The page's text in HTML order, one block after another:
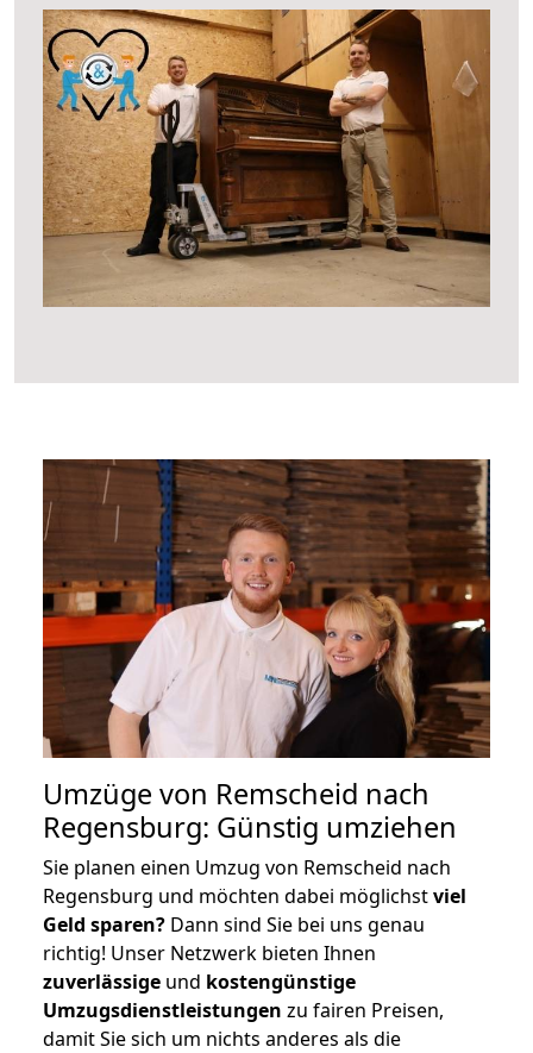
Umzüge von Remscheid nach
Regensburg: Günstig umziehen
Sie planen einen Umzug von Remscheid nach
Regensburg und möchten dabei möglichstviel
Geld sparen? Dann sind Sie bei uns genau
richtig! Unser Netzwerk bieten Ihnen
zuverlässige und kostengünstige
Umzugsdienstleistungen zu fairen Preisen,
damit Sie sich um nichts anderes als die